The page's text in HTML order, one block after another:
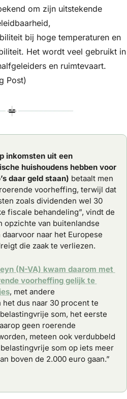
om zijn uitstekende
bij hoge temperaturen en
Het wordt veel gebruikt in
en ruimtevaart.
Post)
inkomsten uit een
huishoudens hebben voor
daar geld staan) betaalt men
voorheffing, terwijl dat
zoals dividenden wel 30
fiscale behandeling”, vindt de
opzichte van buitenlandse
naar het Europese
die zaak te verliezen.
(N-VA) kwam daarom met
voorheffing gelijk te
, met andere
dus naar 30 procent te
som, het eerste
geen roerende
meteen ook verdubbeld
som op iets meer
boven de 2.000 euro gaan.”